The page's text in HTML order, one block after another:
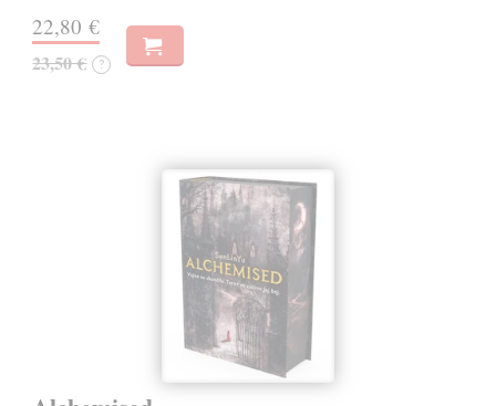
22,80 €
23,50 € ?